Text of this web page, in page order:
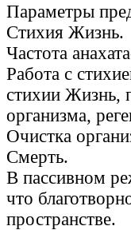
Параметры
Стихия Жизнь.
Частота
Работа с
стихии Жизнь,
организма,
Очистка
Смерть.
В пассивном
что
пространстве.